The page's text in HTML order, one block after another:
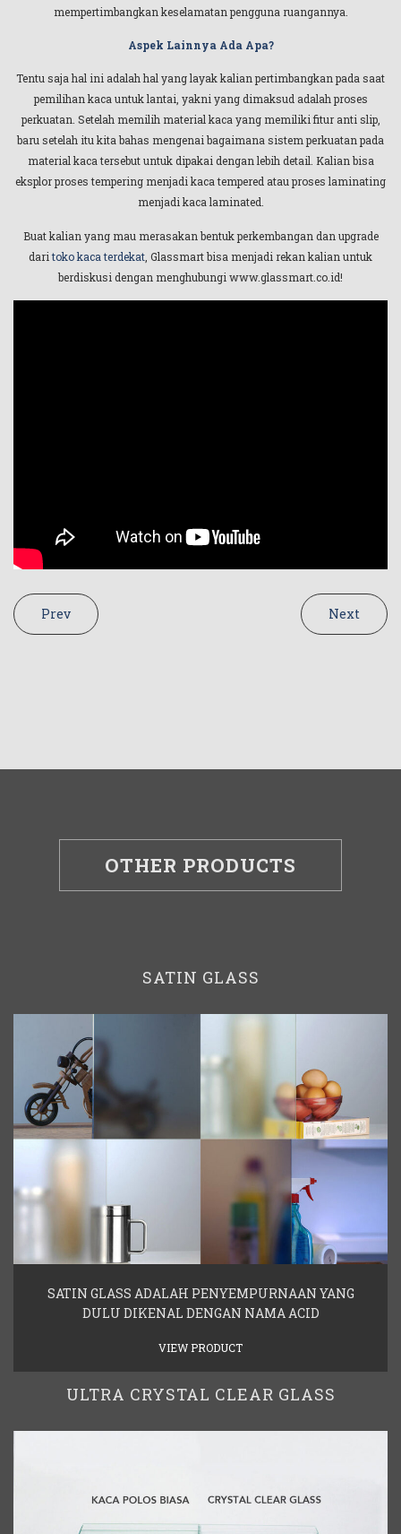
mempertimbangkan keselamatan pengguna ruangannya.
Aspek Lainnya Ada Apa?
Tentu saja hal ini adalah hal yang layak kalian pertimbangkan pada saat
pemilihan kaca untuk lantai, yakni yang dimaksud adalah proses
perkuatan. Setelah memilih material kaca yang memiliki fitur anti slip,
baru setelah itu kita bahas mengenai bagaimana sistem perkuatan pada
material kaca tersebut untuk dipakai dengan lebih detail. Kalian bisa
eksplor proses tempering menjadi kaca tempered atau proses laminating
menjadi kaca laminated.
Buat kalian yang mau merasakan bentuk perkembangan dan upgrade
daritoko kaca terdekat , Glassmart bisa menjadi rekan kalian untuk
berdiskusi dengan menghubungi www.glassmart.co.id!
Prev Next
OTHER PRODUCTS
SATIN GLASS
SATIN GLASS ADALAH PENYEMPURNAAN YANG
DULU DIKENAL DENGAN NAMA ACID
VIEW PRODUCT
ULTRA CRYSTAL CLEAR GLASS